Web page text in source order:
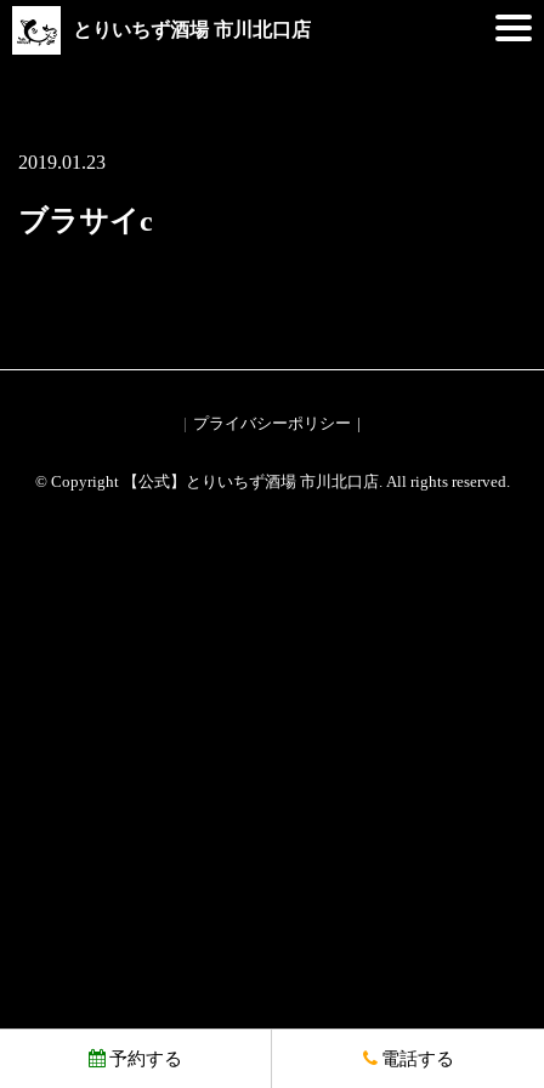
とりいちず酒場 市川北口店
2019.01.23
ブラサイc
プライバシーポリシー
© Copyright 【公式】とりいちず酒場 市川北口店. All rights reserved.
予約する 電話する